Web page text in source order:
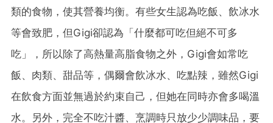
類的食物，使其營養均衡。有些女生認為吃飯、飲冰水
等會致肥，但Gigi卻認為「什麼都可吃但絕不可多
吃」，所以除了高熱量高脂食物之外，Gigi會如常吃
飯、肉類、甜品等，偶爾會飲冰水、吃點辣，雖然Gigi
在飲食方面並無過於約束自己，但她在同時亦會多喝溫
水。另外，完全不吃汁醬、烹調時只放少少調味品，要